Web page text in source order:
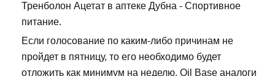
Тренболон Ацетат в аптеке Дубна - Спортивное
питание.
Если голосование по каким-либо причинам не
пройдет в пятницу, то его необходимо будет
отложить как минимум на неделю. Oil Base аналоги